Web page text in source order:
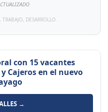
DESARROLLO.
con 15 vacantes
Cajeros en el nuevo
→